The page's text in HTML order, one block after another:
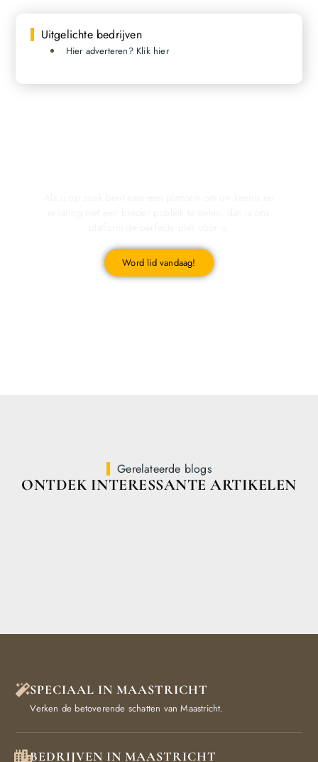
Uitgelichte bedrijven
Hier adverteren? Klik hier
Word lid vandaag!
Gerelateerde blogs
ONTDEK INTERESSANTE ARTIKELEN
SPECIAAL IN MAASTRICHT
Verken de betoverende schatten van Maastricht.
BEDRIJVEN IN MAASTRICHT